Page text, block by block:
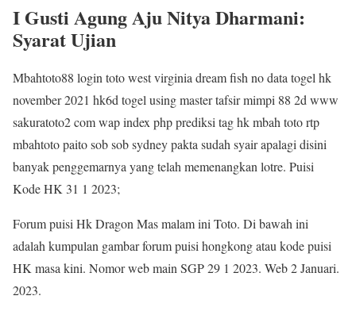
I Gusti Agung Aju Nitya Dharmani:
Syarat Ujian
Mbahtoto88 login toto west virginia dream fish no data togel hk
november 2021 hk6d togel using master tafsir mimpi 88 2d www
sakuratoto2 com wap index php prediksi tag hk mbah toto rtp
mbahtoto paito sob sob sydney pakta sudah syair apalagi disini
banyak penggemarnya yang telah memenangkan lotre. Puisi
Kode HK 31 1 2023;
Forum puisi Hk Dragon Mas malam ini Toto. Di bawah ini
adalah kumpulan gambar forum puisi hongkong atau kode puisi
HK masa kini. Nomor web main SGP 29 1 2023. Web 2 Januari.
2023.